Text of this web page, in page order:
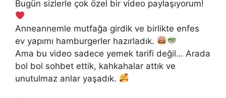
Bugün sizlerle çok özel bir video paylaşıyorum!
Anneannemle mutfağa girdik ve birlikte enfes
ev yapımı hamburgerler hazırladık.
Ama bu video sadece yemek tarifi değil… Arada
bol bol sohbet ettik, kahkahalar attık ve
unutulmaz anlar yaşadık.